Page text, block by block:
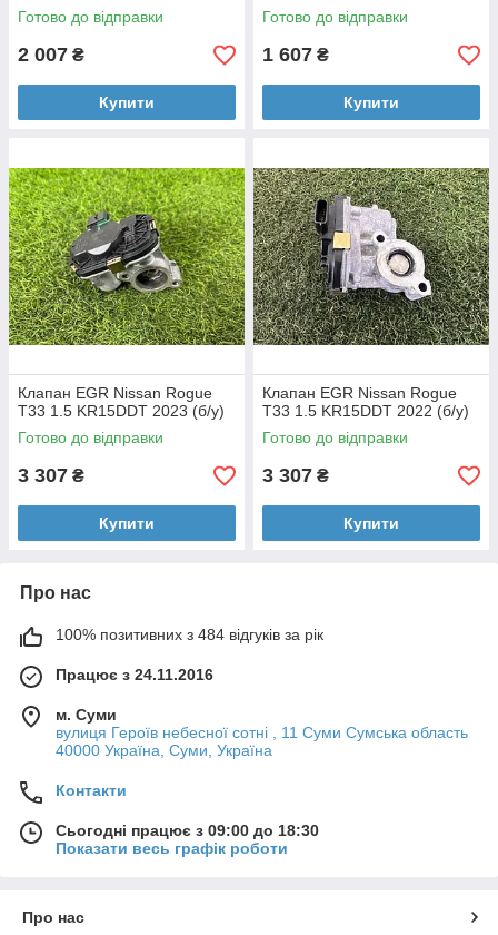
Готово до відправки
2 007 ₴
Купити
Готово до відправки
1 607 ₴
Купити
Клапан EGR Nissan Rogue
T33 1.5 KR15DDT 2023 (б/у)
Готово до відправки
3 307 ₴
Купити
Клапан EGR Nissan Rogue
T33 1.5 KR15DDT 2022 (б/у)
Готово до відправки
3 307 ₴
Купити
Про нас
100% позитивних з 484 відгуків за рік
Працює з 24.11.2016
м. Суми
вулиця Героїв небесної сотні , 11 Суми Сумська область
40000 Україна, Суми, Україна
Контакти
Сьогодні працює з 09:00 до 18:30
Показати весь графік роботи
Про нас